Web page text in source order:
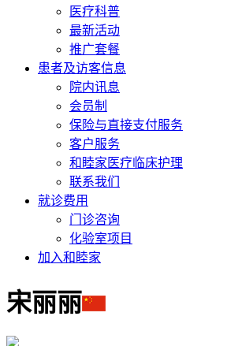
医疗科普
最新活动
推广套餐
患者及访客信息
院内讯息
会员制
保险与直接支付服务
客户服务
和睦家医疗临床护理
联系我们
就诊费用
门诊咨询
化验室项目
加入和睦家
宋丽丽